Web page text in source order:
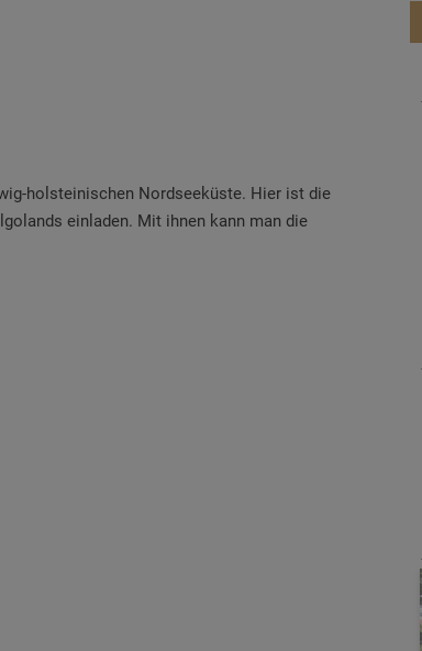
holsteinischen Nordseeküste. Hier ist die
einladen. Mit ihnen kann man die